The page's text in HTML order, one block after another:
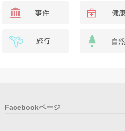
Facebookページ